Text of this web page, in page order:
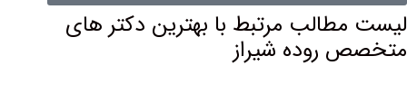
مرتبط با بهترین دكتر های
شیراز